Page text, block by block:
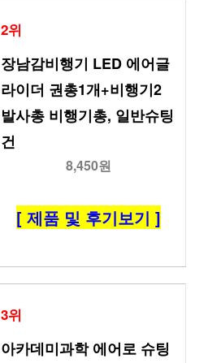
2위
장남감비행기 LED 에어글
라이더 권총1개+비행기2
발사총 비행기총, 일반슈팅
건
8,450원
[ 제품 및 후기보기 ]
3위
아카데미과학 에어로 슈팅